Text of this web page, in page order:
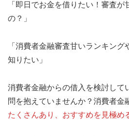
「即日でお金を借りたい！審査が
の？」
「消費者金融審査甘いランキン
知りたい」
消費者金融からの借入を検討して
問を抱えていませんか？消費者金
たくさんあり、おすすめを見極め